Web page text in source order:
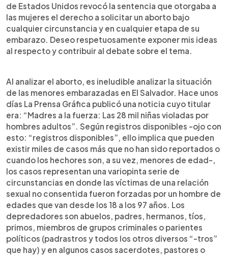
de Estados Unidos revocó la sentencia que otorgaba a
las mujeres el derecho a solicitar un aborto bajo
cualquier circunstancia y en cualquier etapa de su
embarazo. Deseo respetuosamente exponer mis ideas
al respecto y contribuir al debate sobre el tema.
Al analizar el aborto, es ineludible analizar la situación
de las menores embarazadas en El Salvador. Hace unos
días La Prensa Gráfica publicó una noticia cuyo titular
era: “Madres a la fuerza: Las 28 mil niñas violadas por
hombres adultos”. Según registros disponibles -ojo con
esto: “registros disponibles”, ello implica que pueden
existir miles de casos más que no han sido reportados o
cuando los hechores son, a su vez, menores de edad-,
los casos representan una variopinta serie de
circunstancias en donde las víctimas de una relación
sexual no consentida fueron forzadas por un hombre de
edades que van desde los 18 a los 97 años. Los
depredadores son abuelos, padres, hermanos, tíos,
primos, miembros de grupos criminales o parientes
políticos (padrastros y todos los otros diversos “-tros”
que hay) y en algunos casos sacerdotes, pastores o